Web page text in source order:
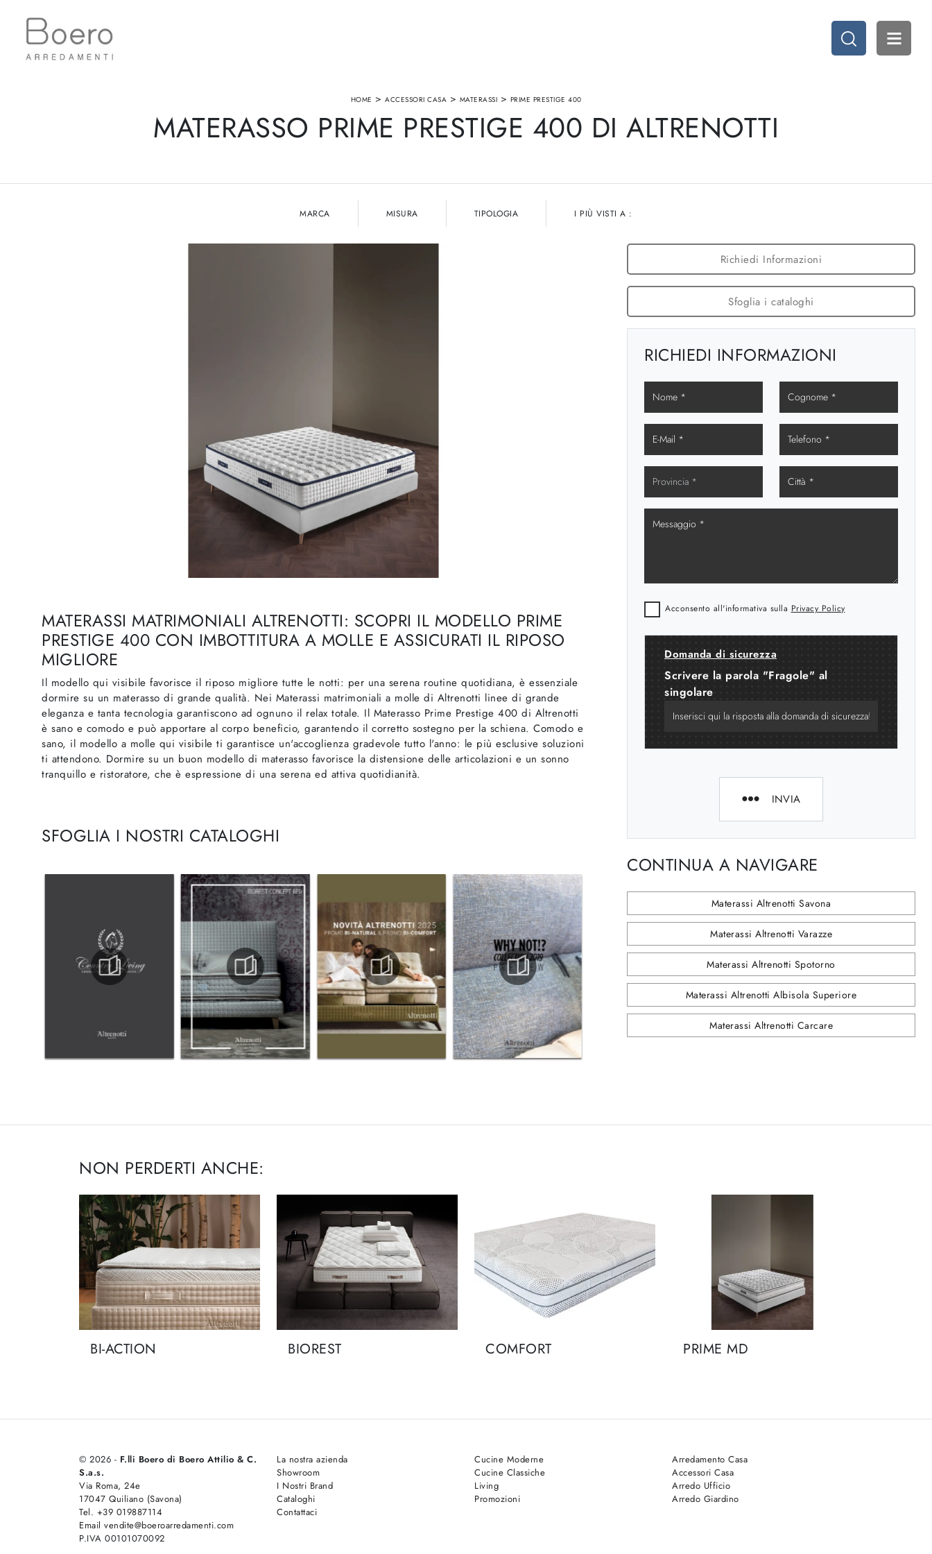
HOME > ACCESSORI CASA > MATERASSI > PRIME PRESTIGE 400
MATERASSO PRIME PRESTIGE 400 DI ALTRENOTTI
MARCA MISURA TIPOLOGIA I PIÙ VISTI A :
MATERASSI MATRIMONIALI ALTRENOTTI: SCOPRI IL MODELLO PRIME
PRESTIGE 400 CON IMBOTTITURA A MOLLE E ASSICURATI IL RIPOSO
MIGLIORE
Il modello qui visibile favorisce il riposo migliore tutte le notti: per una serena routine quotidiana, è essenziale
dormire su un materasso di grande qualità. Nei Materassi matrimoniali a molle di Altrenotti linee di grande
eleganza e tanta tecnologia garantiscono ad ognuno il relax totale. Il Materasso Prime Prestige 400 di Altrenotti
è sano e comodo e può apportare al corpo beneficio, garantendo il corretto sostegno per la schiena. Comodo e
sano, il modello a molle qui visibile ti garantisce un'accoglienza gradevole tutto l'anno: le più esclusive soluzioni
ti attendono. Dormire su un buon modello di materasso favorisce la distensione delle articolazioni e un sonno
tranquillo e ristoratore, che è espressione di una serena ed attiva quotidianità.
SFOGLIA I NOSTRI CATALOGHI
Richiedi Informazioni
Sfoglia i cataloghi
RICHIEDI INFORMAZIONI
Acconsento all'informativa sulla Privacy Policy
Domanda di sicurezza
Scrivere la parola "Fragole" al
singolare
INVIA
CONTINUA A NAVIGARE
Materassi Altrenotti Savona
Materassi Altrenotti Varazze
Materassi Altrenotti Spotorno
Materassi Altrenotti Albisola Superiore
Materassi Altrenotti Carcare
NON PERDERTI ANCHE:
BI-ACTION BIOREST COMFORT PRIME MD
© 2026 - F.lli Boero di Boero Attilio & C.
S.a.s.
Via Roma, 24e
17047 Quiliano (Savona)
Tel. +39 019887114
Email vendite@boeroarredamenti.com
P.IVA 00101070092
La nostra azienda
Showroom
I Nostri Brand
Cataloghi
Contattaci
Cucine Moderne
Cucine Classiche
Living
Promozioni
Arredamento Casa
Accessori Casa
Arredo Ufficio
Arredo Giardino